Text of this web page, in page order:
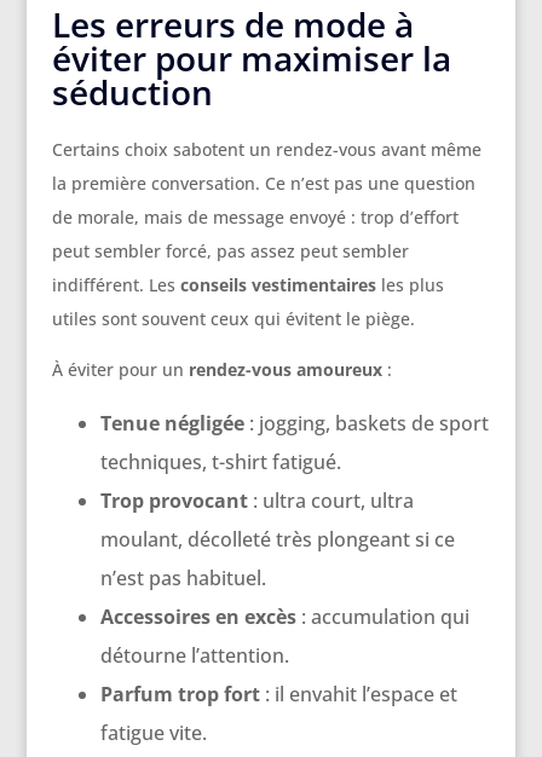
Les erreurs de mode à
éviter pour maximiser la
séduction
Certains choix sabotent un rendez-vous avant même
la première conversation. Ce n’est pas une question
de morale, mais de message envoyé : trop d’effort
peut sembler forcé, pas assez peut sembler
indifférent. Les conseils vestimentairesles plus
utiles sont souvent ceux qui évitent le piège.
À éviter pour un rendez-vous amoureux:
Tenue négligée: jogging, baskets de sport
techniques, t-shirt fatigué.
Trop provocant: ultra court, ultra
moulant, décolleté très plongeant si ce
n’est pas habituel.
Accessoires en excès: accumulation qui
détourne l’attention.
Parfum trop fort: il envahit l’espace et
fatigue vite.